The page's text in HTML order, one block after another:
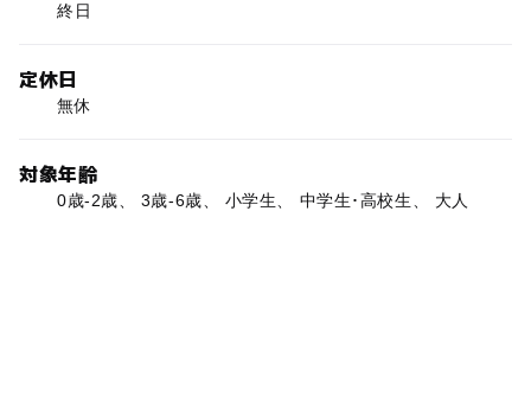
終日
定休日
無休
対象年齢
0歳-2歳、 3歳-6歳、 小学生、 中学生･高校生、 大人